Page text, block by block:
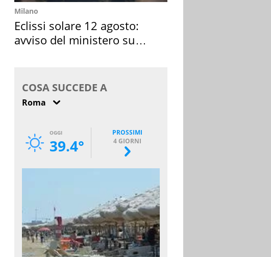
Milano
Eclissi solare 12 agosto:
avviso del ministero su